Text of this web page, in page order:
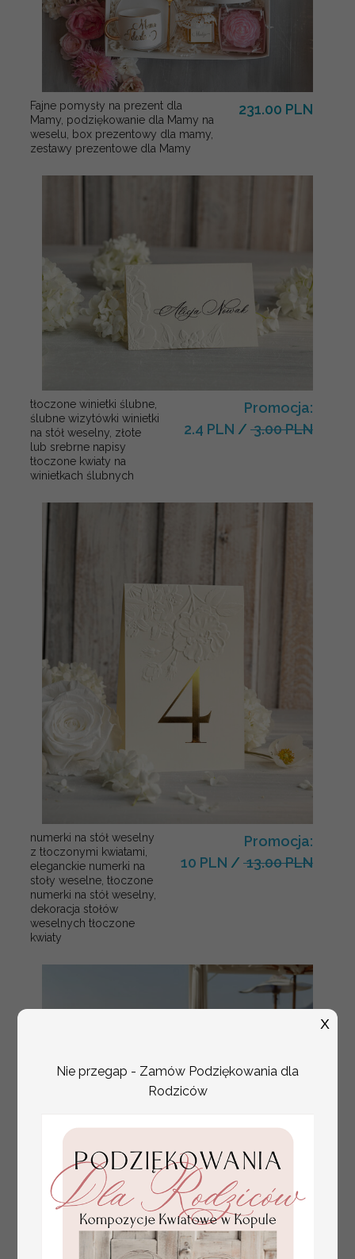
Fajne pomysły na prezent dla
Mamy, podziękowanie dla Mamy na
weselu, box prezentowy dla mamy,
zestawy prezentowe dla Mamy
231.00 PLN
tłoczone winietki ślubne,
ślubne wizytówki winietki
na stół weselny, złote
lub srebrne napisy
tłoczone kwiaty na
winietkach ślubnych
Promocja:
2.4 PLN / 3.00 PLN
numerki na stół weselny
z tłoczonymi kwiatami,
eleganckie numerki na
stoły weselne, tłoczone
numerki na stół weselny,
dekoracja stołów
weselnych tłoczone
kwiaty
Promocja:
10 PLN / 13.00 PLN
Promocja:
Nie przegap - Zamów Podziękowania dla
Rodziców
X